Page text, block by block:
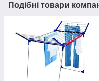
Подібні товари